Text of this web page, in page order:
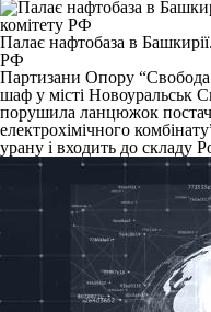
Палає нафтобаза в
РФ
Партизани Опору “Свобода
шаф у місті Новоуральськ
порушила ланцюжок
електрохімічного
урану і входить до складу